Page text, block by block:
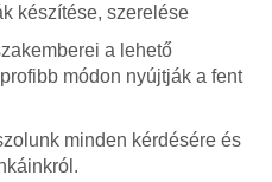
készítése, szerelése
a lehető
módon nyújtják a fent
minden kérdésére és